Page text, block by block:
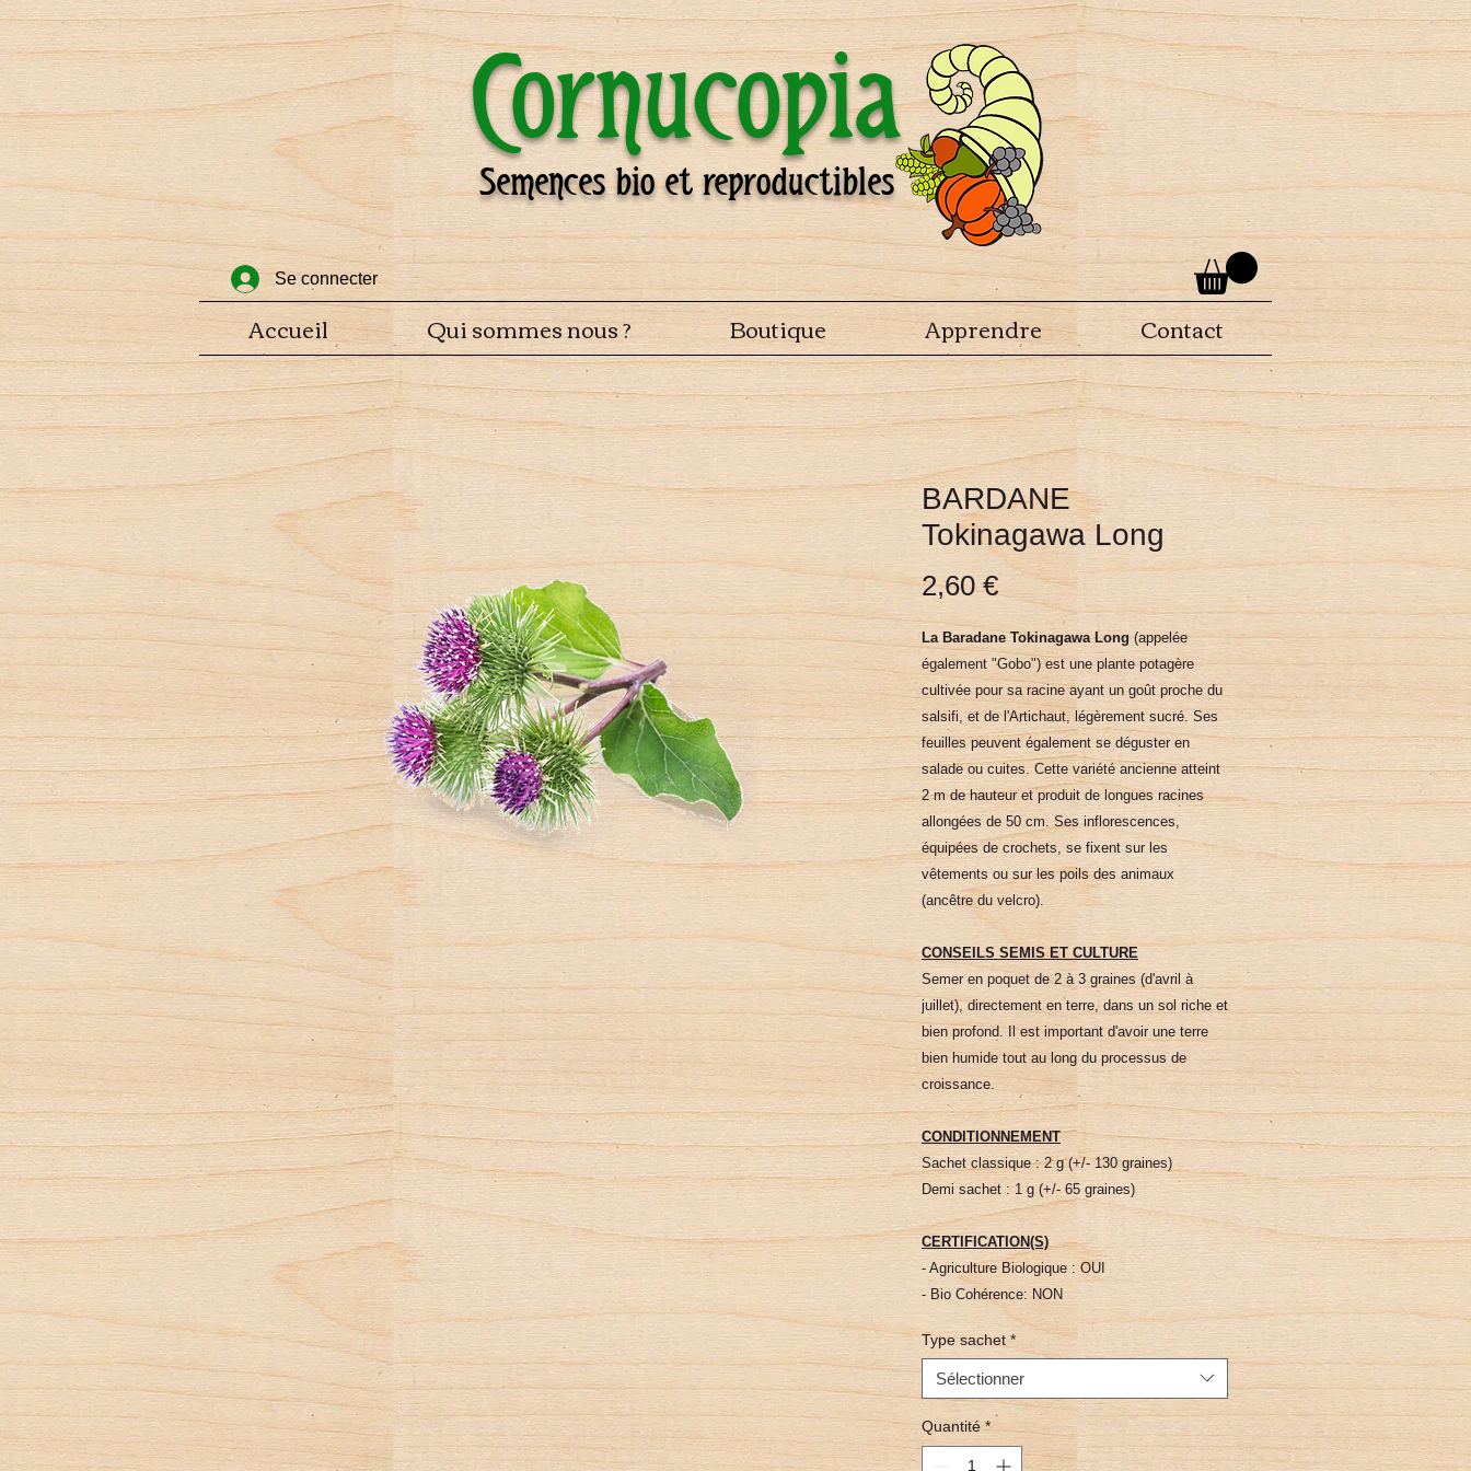
Cornucopia
Semences bio et reproductibles
Se connecter
Accueil Qui sommes nous ? Boutique Apprendre Contact
BARDANE
Tokinagawa Long
2,60 €Prix
La Baradane Tokinagawa Long (appelée
également "Gobo") est une plante potagère
cultivée pour sa racine ayant un goût proche du
salsifi, et de l'Artichaut, légèrement sucré. Ses
feuilles peuvent également se déguster en
salade ou cuites. Cette variété ancienne atteint
2 m de hauteur et produit de longues racines
allongées de 50 cm. Ses inflorescences,
équipées de crochets, se fixent sur les
vêtements ou sur les poils des animaux
(ancêtre du velcro).
CONSEILS SEMIS ET CULTURE
Semer en poquet de 2 à 3 graines (d'avril à
juillet), directement en terre, dans un sol riche et
bien profond. Il est important d'avoir une terre
bien humide tout au long du processus de
croissance.
CONDITIONNEMENT
Sachet classique : 2 g (+/- 130 graines)
Demi sachet : 1 g (+/- 65 graines)
CERTIFICATION(S)
- Agriculture Biologique : OUI
- Bio Cohérence: NON
Type sachet *
Sélectionner
Quantité *